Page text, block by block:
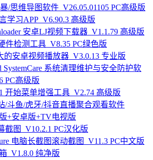
/思维导图软件_V26.05.01105 PC高级版
学习APP_V6.90.3 高级版
安卓LJ视频下载器_V1.1.79 高级版
件检测工具_V8.35 PC绿色版
的安卓视频播放器_V3.0.13 专业版
SystemCare 系统清理维护与安全防护软
PC高级版
开始菜单增强工具_V2.74 高级版
/斗鱼/虎牙/抖音直播聚合观看软件
版+安卓版+TV电视版
截图_V10.2.1 PC汉化版
电脑长截图滚动截图_V11.3 PC中文版
_V1.8.0 纯净版